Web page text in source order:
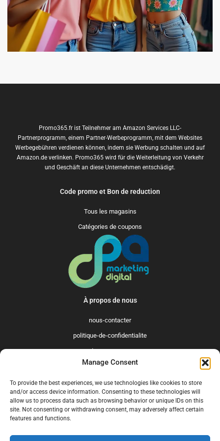
Manage Consent
To provide the best experiences, we use technologies like cookies to store
and/or access device information. Consenting to these technologies will
allow us to process data such as browsing behavior or unique IDs on this
site. Not consenting or withdrawing consent, may adversely affect certain
features and functions.
Promo365.fr ist Teilnehmer am Amazon Services LLC-
Partnerprogramm, einem Partner-Werbeprogramm, mit dem Websites
Werbegebühren verdienen können, indem sie Werbung schalten und auf
Amazon.de verlinken. Promo365 wird für die Weiterleitung von Verkehr
und Geschäft an diese Unternehmen entschädigt.
Code promo et Bon de reduction
Tous les magasins
Catégories de coupons
À propos de nous
nous-contacter
politique-de-confidentialite
qui-sommes-nous
US GB FR IT ES NL AU BR CA